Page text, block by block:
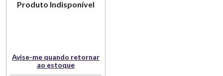
Produto Indisponível
Avise-me quando retornar
ao estoque